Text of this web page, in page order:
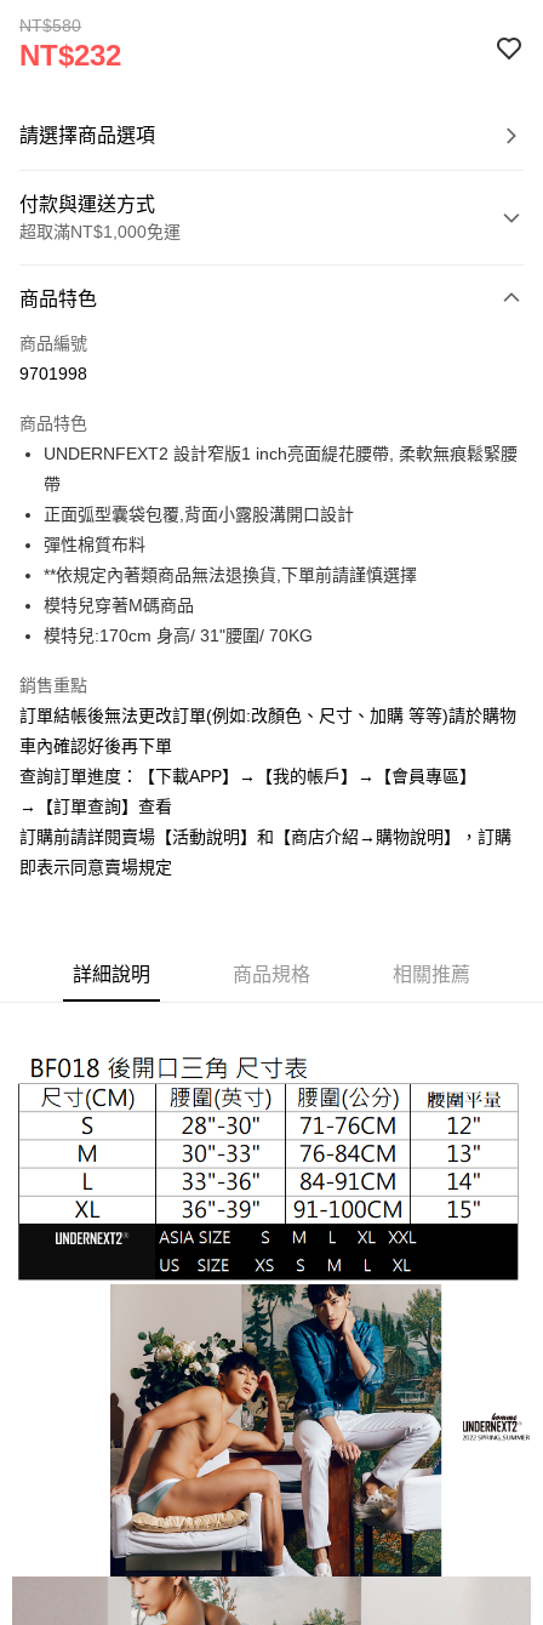
NT$580
NT$232
請選擇商品選項
付款與運送方式
超取滿NT$1,000免運
信用卡一次付款
信用卡分期付款
合作金庫商業銀行
華南商業銀行
彰化商業銀行
上海商業儲蓄銀行
國泰世華商業銀行
兆豐國際商業銀行
臺灣中小企業銀行
匯豐（台灣）商業銀行
華泰商業銀行
聯邦商業銀行
遠東國際商業銀行
元大商業銀行
玉山商業銀行
星展（台灣）商業銀行
台灣樂天信用卡公司
6 期 0 利率 每期
華南商業銀行
上海商業儲蓄銀行
台北富邦商業銀行
國泰世華商業銀行
臺灣中小企業銀行
台中商業銀行
匯豐（台灣）商業銀行
聯邦商業銀行
元大商業銀行
玉山商業銀行
台灣樂天信用卡公司
12 期 0 利率 每期 NT$19 21家銀行
合作金庫商業銀行
第一商業銀行
上海商業儲蓄銀行
國泰世華商業銀行
兆豐國際商業銀行
臺灣中小企業銀行
匯豐（台灣）商業銀行
華泰商業銀行
元大商業銀行
玉山商業銀行
星展（台灣）商業銀行
台新國際商業銀行
24 期 0 利率 每期NT$9
合作金庫商業銀行
華南商業銀行
彰化商業銀行
兆豐國際商業銀行
台中商業銀行
匯豐（台灣）商業銀行
遠東國際商業銀行
永豐商業銀行
玉山商業銀行
星展（台灣）商業銀行
中國信託商業銀行
台灣樂天信用卡公司
超商取貨付款
LINE Pay
Apple Pay
街口支付
悠遊付
AFTEE先享後付
相關說明
【關於「AFTEE先享後付」】
AFTEE先享後付是「在收到商品之後才付款」的支付方式。 讓您購物簡單
便利好安心！
【「AFTEE先享後付」結帳流程】
１．於結帳方式選擇「AFTEE先享後付」後，將跳轉至「AFTEE先享後付」
３．收到繳費通知簡訊後14天內，點擊此簡訊中的連結，可透過四大超商／
ATM／網路銀行／等多元方式進行付款，方視為交易完成。
※ 請注意：結帳手續完成當下不需立刻繳費，但若您需要取消訂單，請聯絡
購買商品的店家。未經商家同意取消之訂單仍視為有效，需透過AFTEE先享
後付繳納相關費用。
※ 交易是否成功請以「AFTEE先享後付 」之結帳頁面顯示為準，若有關於
是否繳費成功／繳費後需取消欲退款等相關疑問，請聯繫「AFTEE先享後付
客戶支援中心」https://netprotections.freshdesk.com/support/home
１．透過由恩沛科技股份有限公司提供之「AFTEE先享後付」服務完成之交
易，需依本服務之必要範圍內提供個人資料，並將交易相關給付款項請求債
權轉讓予恩沛科技股份有限公司。
２．關於個人資料處理事宜，請瀏覽以下網址：
https://aftee.tw/terms/#terms3
３．未成年的使用者請事先徵得法定代理人或監護人之同意方可使用
「AFTEE先享後付」，若未經同意申辦者引起之損失，本公司不負相關責
４．使用「AFTEE先享後付」時，將依據個別帳號之用戶狀況，依本公司即
時審查核予不同之上限額度；若仍有額度不足之情形，本公司將視審查結果
請求用戶進行身份認證。
５．嚴禁一人註冊多個帳號或使用他人資訊註冊。若發現惡意使用之情形，
恩沛科技股份有限公司將有權停止該用戶之使用額度並採取法律行動。
ATM付款
每筆NT$65，滿NT$1,000(含以上)免運費
每筆NT$65，滿NT$1,000(含以上)免運費
7-11取貨付款
每筆NT$65，滿NT$1,000(含以上)免運費
付款後7-11取貨
每筆NT$65，滿NT$1,000(含以上)免運費
每筆NT$105，滿NT$1,000(含以上)免運費
郵局國際包裹寄送
國家/地區配送順豐特快
商品特色
商品編號
9701998
商品特色
UNDERNFEXT2 設計窄版1 inch亮面緹花腰帶, 柔軟無痕鬆緊腰
帶
正面弧型囊袋包覆,背面小露股溝開口設計
彈性棉質布料
**依規定內著類商品無法退換貨,下單前請謹慎選擇
模特兒穿著M碼商品
模特兒:170cm 身高/ 31"腰圍/ 70KG
銷售重點
訂單結帳後無法更改訂單(例如:改顏色、尺寸、加購 等等)請於購物
車內確認好後再下單
查詢訂單進度：【下載APP】→【我的帳戶】→【會員專區】
→【訂單查詢】查看
訂購前請詳閱賣場【活動說明】和【商店介紹→購物說明】，訂購
即表示同意賣場規定
詳細說明 商品規格 相關推薦